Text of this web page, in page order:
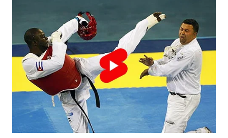
MALUKU
WN
MALUT
WN
DAIRI
WN